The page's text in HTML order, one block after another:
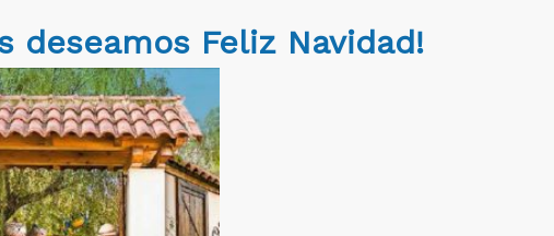
deseamos Feliz Navidad!